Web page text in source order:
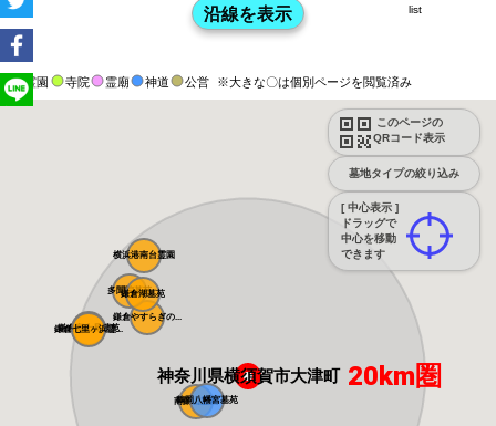
霊園 寺院 霊廟 神道 公営 ※大きな〇は個別ページを閲覧済み
このページの
QRコード表示
墓地タイプの絞り込み
[ 中心表示 ]
ドラッグで
中心を移動
できます
list
横浜港南台霊園
鎌倉富士見墓苑
鎌倉七里ヶ浜霊...
南葉山霊園
鶴岡八幡宮墓苑
鎌倉やすらぎの...
多聞院墓苑
鎌倉湖墓苑
神奈川県横須賀市大津町 20km圏